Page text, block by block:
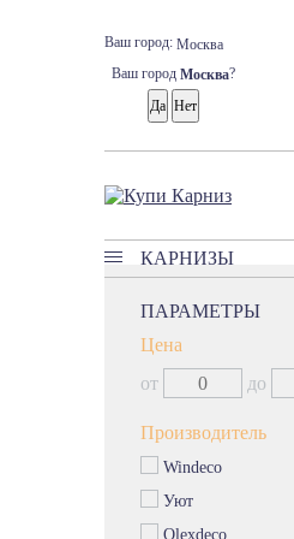
Ваш город: Москва
Ваш город Москва?
КАРНИЗЫ
Классические карнизы
Профильные карнизы
Карнизы без управления
Багетные карнизы
Римские карнизы
Мини карнизы Кафе
ПАРАМЕТРЫ
Цена
от
до
Производитель
Windeco
Уют
Olexdeco